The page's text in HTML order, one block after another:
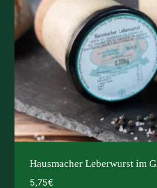
Hausmacher Leberwurst im
5,75€